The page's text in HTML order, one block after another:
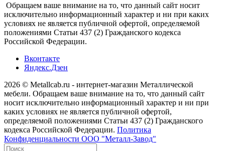
Обращаем ваше внимание на то, что данный сайт носит
исключительно информационный характер и ни при каких
условиях не является публичной офертой, определяемой
положениями Статьи 437 (2) Гражданского кодекса
Российской Федерации.
Вконтакте
Яндекс.Дзен
2026 © Metallcab.ru - интернет-магазин Металлической
мебели. Обращаем ваше внимание на то, что данный сайт
носит исключительно информационный характер и ни при
каких условиях не является публичной офертой,
определяемой положениями Статьи 437 (2) Гражданского
кодекса Российской Федерации. Политика
Конфиденциальности ООО "Металл-Завод"